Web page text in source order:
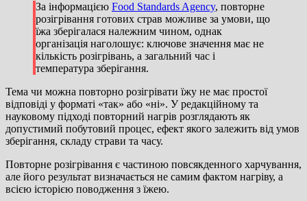
За інформацією Food Standards Agency, повторне
розігрівання готових страв можливе за умови, що
їжа зберігалася належним чином, однак
організація наголошує: ключове значення має не
кількість розігрівань, а загальний час і
температура зберігання.
Тема чи можна повторно розігрівати їжу не має простої
відповіді у форматі «так» або «ні». У редакційному та
науковому підході повторний нагрів розглядають як
допустимий побутовий процес, ефект якого залежить від умов
зберігання, складу страви та часу.
Повторне розігрівання є частиною повсякденного харчування,
але його результат визначається не самим фактом нагріву, а
всією історією поводження з їжею.